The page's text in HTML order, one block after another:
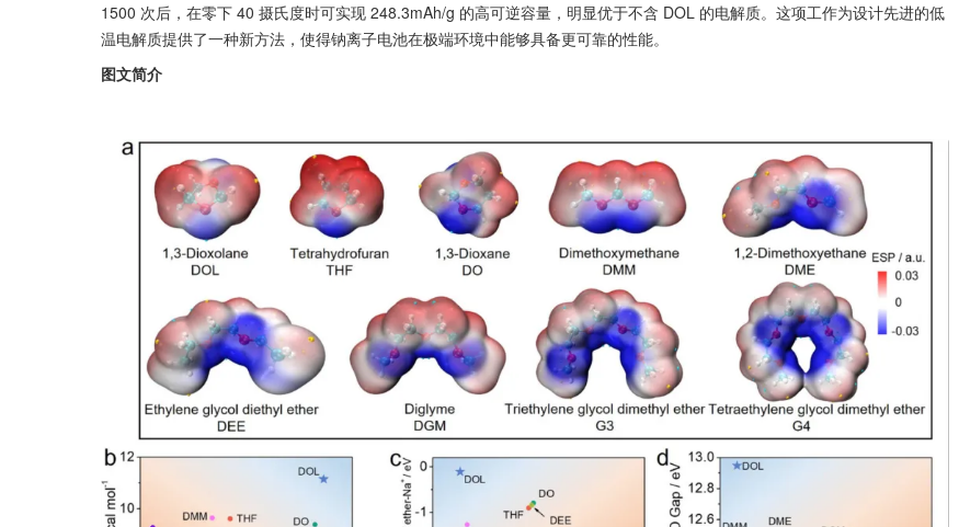
1500 次后，在零下 40 摄氏度时可实现 248.3mAh/g 的高可逆容量，明显优于不含 DOL 的电解质。这项工作为设计先进的低
温电解质提供了一种新方法，使得钠离子电池在极端环境中能够具备更可靠的性能。
图文简介